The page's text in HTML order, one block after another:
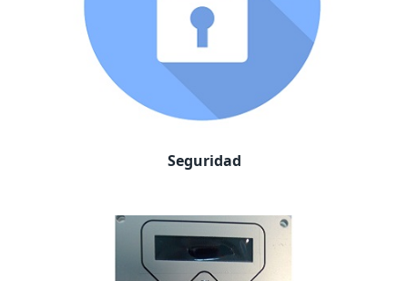
Seguridad